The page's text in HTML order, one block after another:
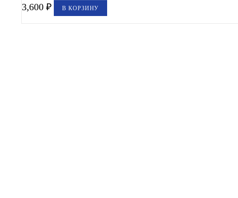
3,600₽ В КОРЗИНУ